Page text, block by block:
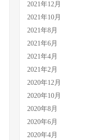
2021年12月
2021年10月
2021年8月
2021年6月
2021年4月
2021年2月
2020年12月
2020年10月
2020年8月
2020年6月
2020年4月